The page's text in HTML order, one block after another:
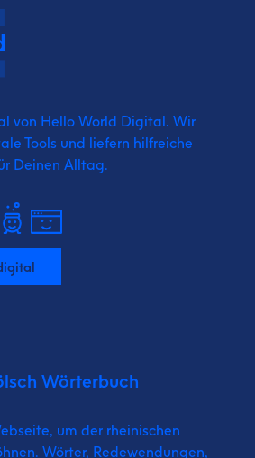
von Hello World Digital. Wir
Tools und liefern hilfreiche
Deinen Alltag.
Wörterbuch
um der rheinischen
Wörter, Redewendungen,